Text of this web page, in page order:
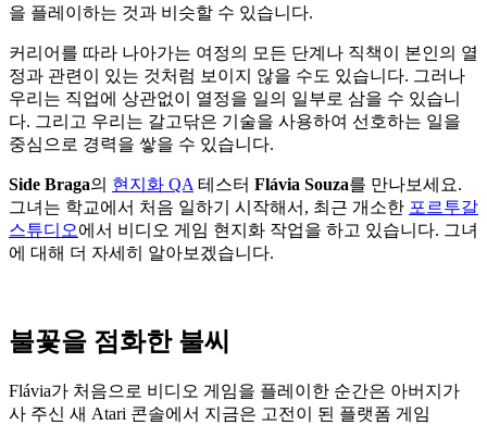
을 플레이하는 것과 비슷할 수 있습니다.
커리어를 따라 나아가는 여정의 모든 단계나 직책이 본인의 열
정과 관련이 있는 것처럼 보이지 않을 수도 있습니다. 그러나
우리는 직업에 상관없이 열정을 일의 일부로 삼을 수 있습니
다. 그리고 우리는 갈고닦은 기술을 사용하여 선호하는 일을
중심으로 경력을 쌓을 수 있습니다.
Side Braga의 현지화 QA 테스터 Flávia Souza를 만나보세요.
그녀는 학교에서 처음 일하기 시작해서, 최근 개소한 포르투갈
스튜디오에서 비디오 게임 현지화 작업을 하고 있습니다. 그녀
에 대해 더 자세히 알아보겠습니다.
불꽃을 점화한 불씨
Flávia가 처음으로 비디오 게임을 플레이한 순간은 아버지가
사 주신 새 Atari 콘솔에서 지금은 고전이 된 플랫폼 게임